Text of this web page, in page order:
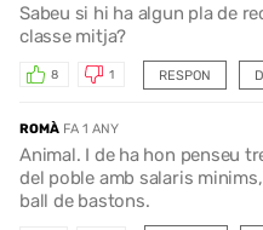
Sabeu si hi ha algun pla de
classe mitja?
RESPON
8 1
ROMÀ FA 1 ANY
Animal. I de ha hon penseu
del poble amb salaris
ball de bastons.